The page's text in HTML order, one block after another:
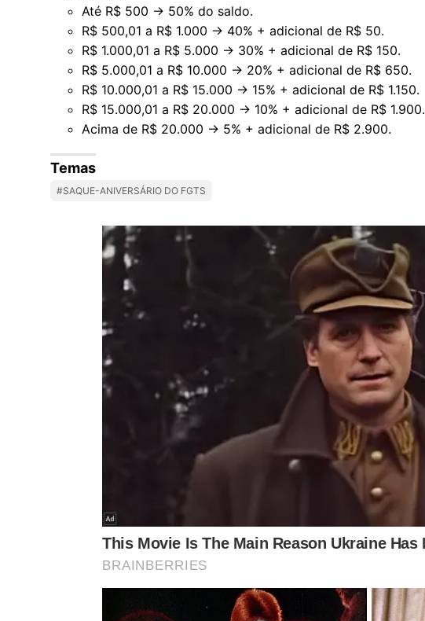
Até R$ 500 → 50% do saldo.
R$ 500,01 a R$ 1.000 → 40% + adicional de R$ 50.
R$ 1.000,01 a R$ 5.000 → 30% + adicional de R$ 150.
R$ 5.000,01 a R$ 10.000 → 20% + adicional de R$ 650.
R$ 10.000,01 a R$ 15.000 → 15% + adicional de R$ 1.150.
R$ 15.000,01 a R$ 20.000 → 10% + adicional de R$ 1.900.
Acima de R$ 20.000 → 5% + adicional de R$ 2.900.
Temas
#SAQUE-ANIVERSÁRIO DO FGTS